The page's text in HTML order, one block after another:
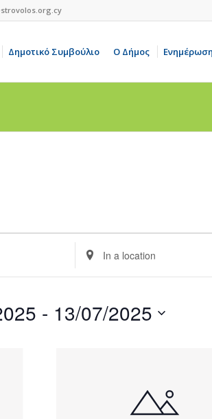
Δημοτικό Συμβούλιο Ο Δήμος Ενημέρωση
Enter
Location.
Search
Events
by
- 13/07/2025